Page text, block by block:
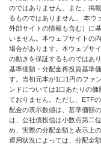
のではありません。また、掲
るものではありません。 本ウ
外部サイトの情報も含む）に
いません。本ウェブサイトの
場合があります。本ウェブサ
の動きを保証するものではあり
基準価額・分配金再投資基準
す。当初元本が1口1円のファ
ンドについては1口あたりの
ておりません。ただし、ETF
配金の表示数値は、基準価額
は、公社債投信は小数点第二
め、実際の分配金額と表示上
運用状況によっては、分配金